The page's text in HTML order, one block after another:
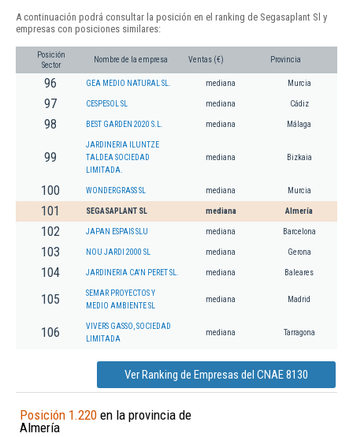
A continuación podrá consultar la posición en el ranking de Segasaplant Sl y
empresas con posiciones similares:
Posición
Sector
Nombre de la empresa Ventas (€) Provincia
96 GEA MEDIO NATURAL SL. mediana Murcia
97 CESPESOL SL mediana Cádiz
98 BEST GARDEN 2020 S.L. mediana Málaga
99
JARDINERIA ILUNTZE
TALDEA SOCIEDAD
LIMITADA.
mediana Bizkaia
100 WONDERGRASS SL mediana Murcia
101 SEGASAPLANT SL mediana Almería
102 JAPAN ESPAIS SLU mediana Barcelona
103 NOU JARDI 2000 SL mediana Gerona
104 JARDINERIA CA'N PERET SL. mediana Baleares
105
SEMAR PROYECTOS Y
MEDIO AMBIENTE SL
mediana Madrid
106
VIVERS GASSO, SOCIEDAD
LIMITADA
mediana Tarragona
Ver Ranking de Empresas del CNAE 8130
Posición 1.220 en la provincia de
Almería